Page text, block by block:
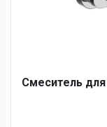
Смеситель для